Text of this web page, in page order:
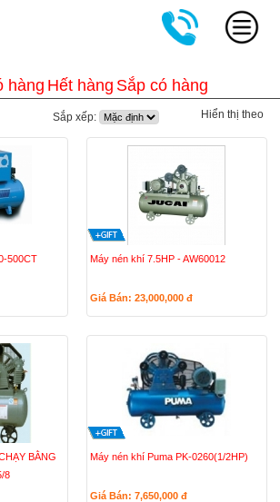
hàng Hết hàng Sắp có hàng
Sắp xếp: Hiển thị theo
500CT Máy nén khí 7.5HP - AW60012
Giá Bán: 23,000,000 đ
BẰNG
8
Máy nén khí Puma PK-0260(1/2HP)
Giá Bán: 7,650,000 đ